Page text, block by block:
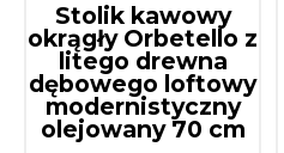
Stolik kawowy
okrągły Orbetello z
litego drewna
dębowego loftowy
modernistyczny
olejowany 70 cm